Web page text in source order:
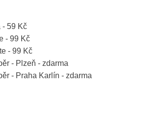
- 59 Kč
- 99 Kč
- 99 Kč
- Plzeň - zdarma
- Praha Karlín - zdarma